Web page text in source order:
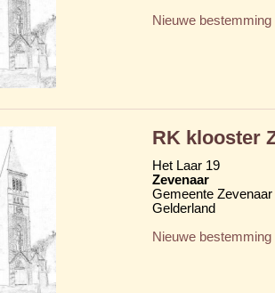
Nieuwe bestemming
RK klooster
Het Laar 19
Zevenaar
Gemeente Zevenaar
Gelderland
Nieuwe bestemming